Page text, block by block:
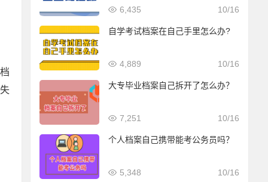
10/16
6,435
自学考试档案在自己手里怎么办?
10/16
4,889
大专毕业档案自己拆开了怎么办？
10/16
7,251
个人档案自己携带能考公务员吗？
10/16
5,348